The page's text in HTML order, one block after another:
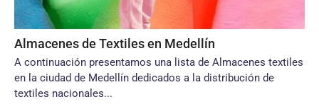
Almacenes de Textiles en Medellín
A continuación presentamos una lista de Almacenes textiles
en la ciudad de Medellín dedicados a la distribución de
textiles nacionales...